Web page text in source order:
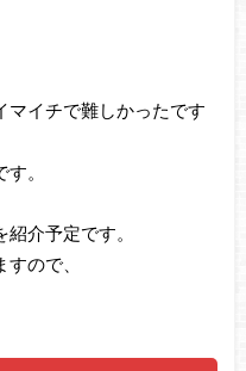
マイチで難しかったです
。
介予定です。
ので、